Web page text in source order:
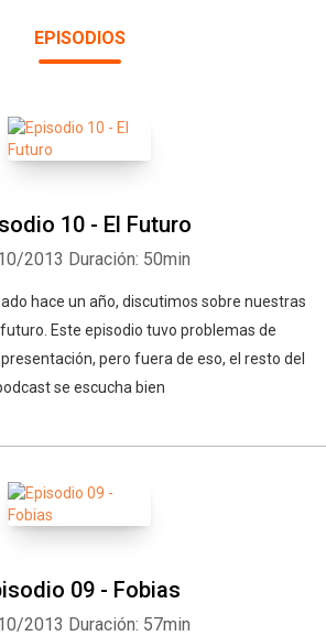
EPISODIOS
10 - El Futuro
2013 Duración: 50min
hace un año, discutimos sobre nuestras
Este episodio tuvo problemas de
pero fuera de eso, el resto del
se escucha bien
09 - Fobias
2013 Duración: 57min